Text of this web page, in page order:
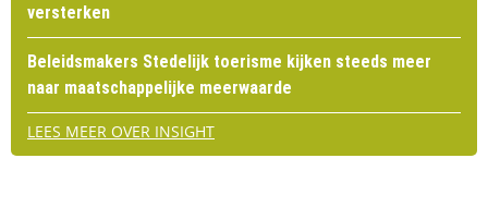
versterken
Beleidsmakers Stedelijk toerisme kijken steeds meer
naar maatschappelijke meerwaarde
LEES MEER OVER INSIGHT